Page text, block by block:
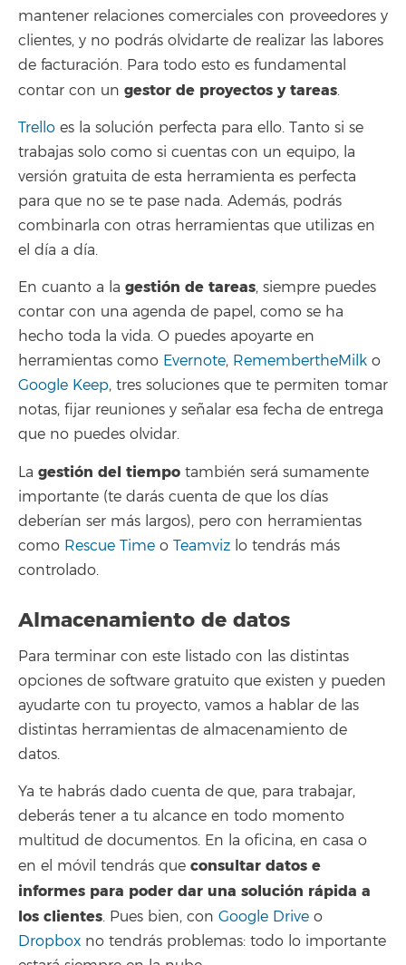
mantener relaciones comerciales con proveedores y
clientes, y no podrás olvidarte de realizar las labores
de facturación. Para todo esto es fundamental
contar con un gestor de proyectos y tareas.
Trello es la solución perfecta para ello. Tanto si se
trabajas solo como si cuentas con un equipo, la
versión gratuita de esta herramienta es perfecta
para que no se te pase nada. Además, podrás
combinarla con otras herramientas que utilizas en
el día a día.
En cuanto a la gestión de tareas, siempre puedes
contar con una agenda de papel, como se ha
hecho toda la vida. O puedes apoyarte en
herramientas como Evernote, RemembertheMilk o
Google Keep, tres soluciones que te permiten tomar
notas, fijar reuniones y señalar esa fecha de entrega
que no puedes olvidar.
La gestión del tiempo también será sumamente
importante (te darás cuenta de que los días
deberían ser más largos), pero con herramientas
como Rescue Time o Teamviz lo tendrás más
controlado.
Almacenamiento de datos
Para terminar con este listado con las distintas
opciones de software gratuito que existen y pueden
ayudarte con tu proyecto, vamos a hablar de las
distintas herramientas de almacenamiento de
datos.
Ya te habrás dado cuenta de que, para trabajar,
deberás tener a tu alcance en todo momento
multitud de documentos. En la oficina, en casa o
en el móvil tendrás que consultar datos e
informes para poder dar una solución rápida a
los clientes. Pues bien, con Google Drive o
Dropbox no tendrás problemas: todo lo importante